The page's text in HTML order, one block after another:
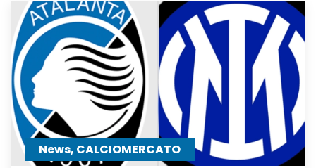
2-
1:
la
Dea
non
sfigura,
ma
perde
contro
gli
News, CALCIOMERCATO